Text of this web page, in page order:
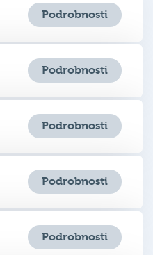
Podrobnosti
Podrobnosti
Podrobnosti
Podrobnosti
Podrobnosti